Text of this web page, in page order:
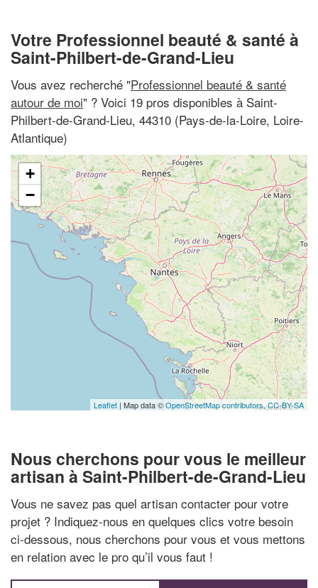
Votre Professionnel beauté & santé à
Saint-Philbert-de-Grand-Lieu
Vous avez recherché "Professionnel beauté & santé
autour de moi" ? Voici 19 pros disponibles à Saint-
Philbert-de-Grand-Lieu, 44310 (Pays-de-la-Loire, Loire-
Atlantique)
+
−
Leaflet | Map data ©OpenStreetMap contributors,CC-BY-SA
Nous cherchons pour vous le meilleur
artisan à Saint-Philbert-de-Grand-Lieu
Vous ne savez pas quel artisan contacter pour votre
projet ? Indiquez-nous en quelques clics votre besoin
ci-dessous, nous cherchons pour vous et vous mettons
en relation avec le pro qu’il vous faut !